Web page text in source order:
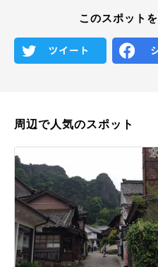
このスポット
周辺で人気のスポット